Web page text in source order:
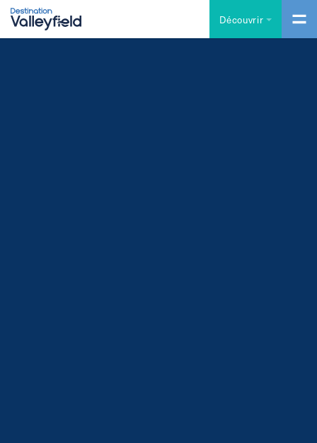
Accéder au contenu principal
Découvrir